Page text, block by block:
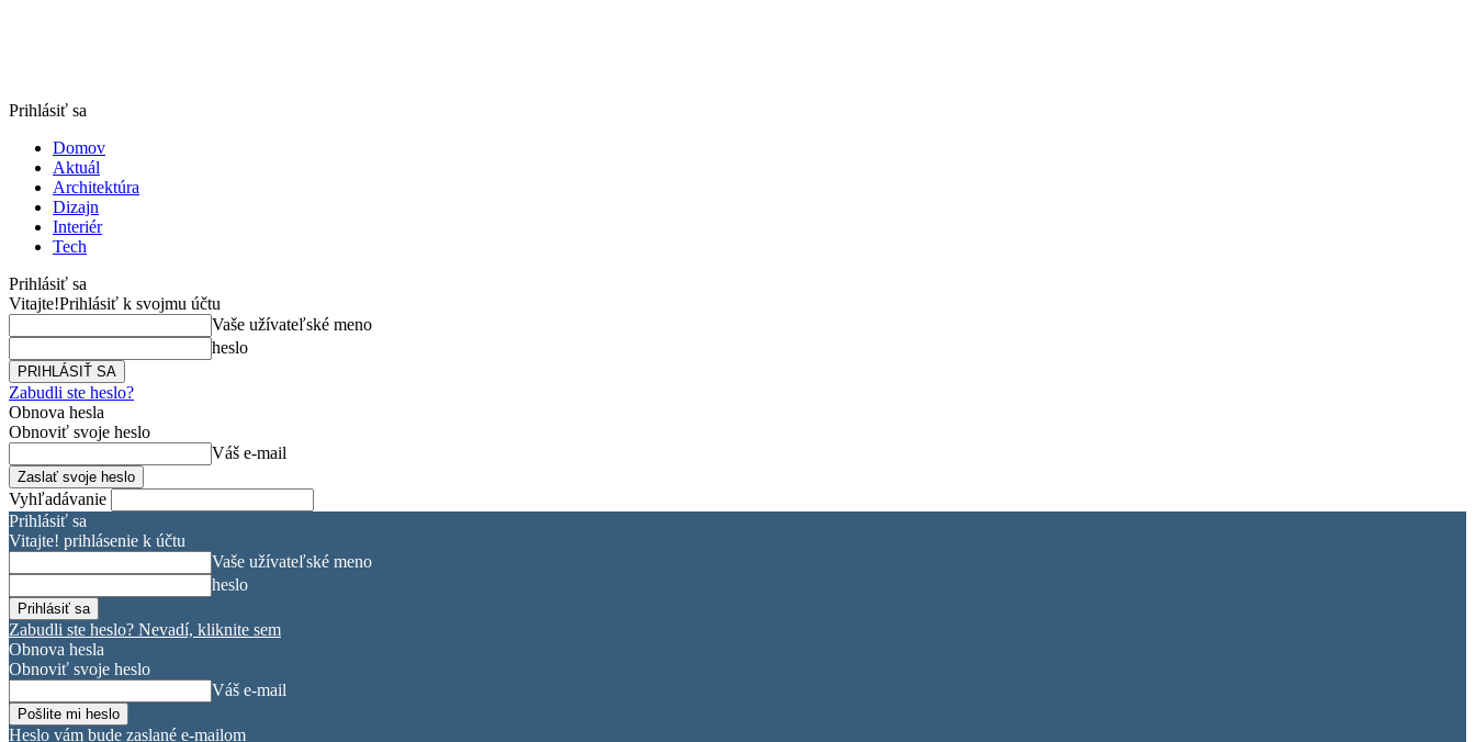
Prihlásiť sa
Domov
Aktuál
Architektúra
Dizajn
Interiér
Tech
Prihlásiť sa
Vitajte!Prihlásiť k svojmu účtu
Vaše užívateľské meno
heslo
Zabudli ste heslo?
Obnova hesla
Obnoviť svoje heslo
Váš e-mail
Vyhľadávanie
Prihlásiť sa
Vitajte! prihlásenie k účtu
Vaše užívateľské meno
heslo
Zabudli ste heslo? Nevadí, kliknite sem
Obnova hesla
Obnoviť svoje heslo
Váš e-mail
Heslo vám bude zaslané e-mailom